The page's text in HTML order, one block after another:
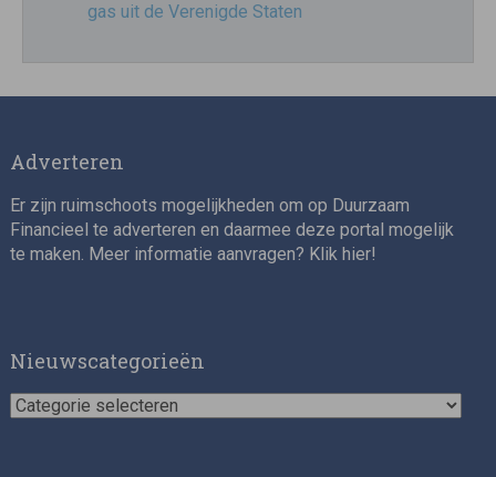
gas uit de Verenigde Staten
Adverteren
Er zijn ruimschoots mogelijkheden om op Duurzaam
Financieel te adverteren en daarmee deze portal mogelijk
te maken. Meer informatie aanvragen? Klik hier!
Nieuwscategorieën
Nieuwscategorieën